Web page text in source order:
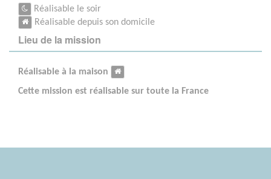
Réalisable le soir
Réalisable depuis son domicile
Lieu de la mission
Réalisable à la maison
Cette mission est réalisable sur toute la France